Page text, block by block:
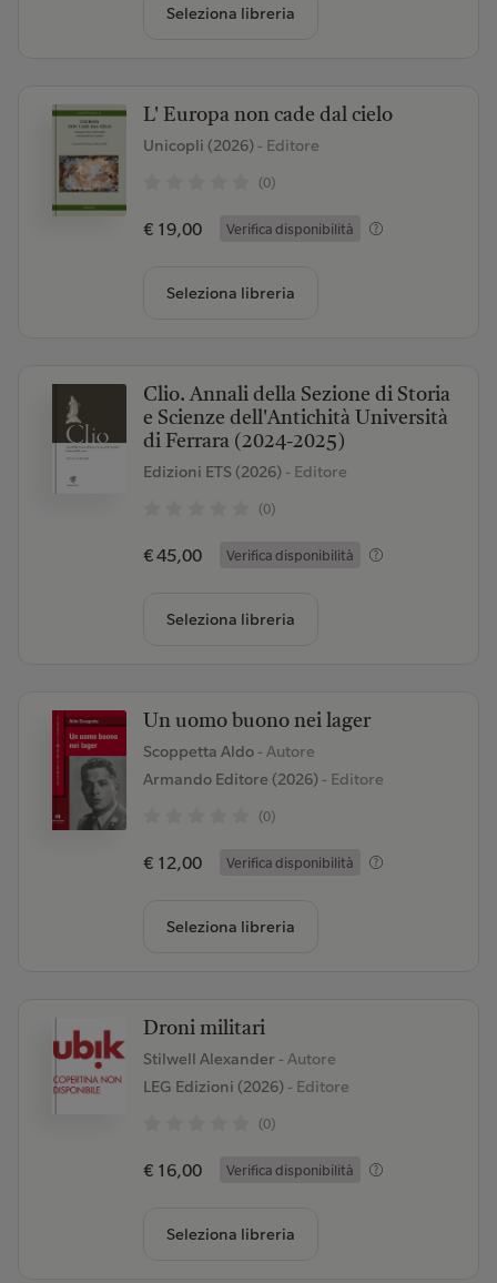
Seleziona libreria
L' Europa non cade dal cielo
Unicopli (2026)- Editore
(0)
€ 19,00 Verifica disponibilità
Seleziona libreria
Clio. Annali della Sezione di Storia
e Scienze dell'Antichità Università
di Ferrara (2024-2025)
Edizioni ETS (2026)- Editore
(0)
€ 45,00 Verifica disponibilità
Seleziona libreria
Un uomo buono nei lager
Scoppetta Aldo - Autore
Armando Editore (2026)- Editore
(0)
€ 12,00 Verifica disponibilità
Seleziona libreria
Droni militari
Stilwell Alexander - Autore
LEG Edizioni (2026)- Editore
(0)
€ 16,00 Verifica disponibilità
Seleziona libreria